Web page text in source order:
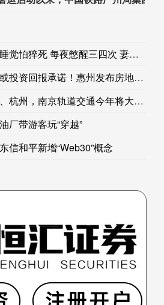
猝死 每夜憋醒三四次 妻子无奈分房睡
报承诺！惠州发布房地产广告合规提示
州，南京轨道交通今年将大爆发
厂带游客玩“穿越”
信和平新增“Web30”概念